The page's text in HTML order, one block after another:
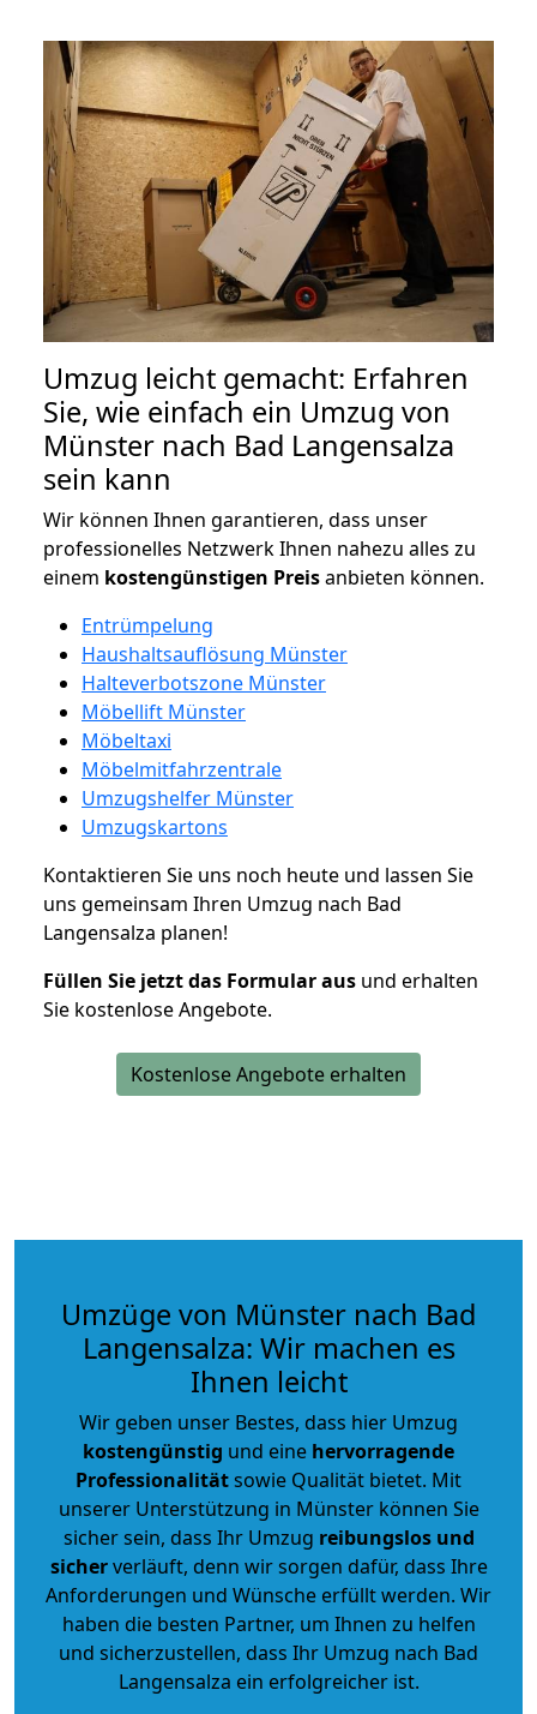
Umzug leicht gemacht: Erfahren
Sie, wie einfach ein Umzug von
Münster nach Bad Langensalza
sein kann
Wir können Ihnen garantieren, dass unser
professionelles Netzwerk Ihnen nahezu alles zu
einem kostengünstigen Preisanbieten können.
Entrümpelung
Haushaltsauflösung Münster
Halteverbotszone Münster
Möbellift Münster
Möbeltaxi
Möbelmitfahrzentrale
Umzugshelfer Münster
Umzugskartons
Kontaktieren Sie uns noch heute und lassen Sie
uns gemeinsam Ihren Umzug nach Bad
Langensalza planen!
Füllen Sie jetzt das Formular aus und erhalten
Sie kostenlose Angebote.
Kostenlose Angebote erhalten
Umzüge von Münster nach Bad
Langensalza: Wir machen es
Ihnen leicht
Wir geben unser Bestes, dass hier Umzug
kostengünstig und eine hervorragende
Professionalitätsowie Qualität bietet. Mit
unserer Unterstützung in Münster können Sie
sicher sein, dass Ihr Umzug reibungslos und
sicherverläuft, denn wir sorgen dafür, dass Ihre
Anforderungen und Wünsche erfüllt werden. Wir
haben die besten Partner, um Ihnen zu helfen
und sicherzustellen, dass Ihr Umzug nach Bad
Langensalza ein erfolgreicher ist.